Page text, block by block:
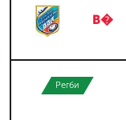
В�
Регби